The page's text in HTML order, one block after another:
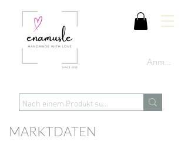
Anmelden
MARKTDATEN